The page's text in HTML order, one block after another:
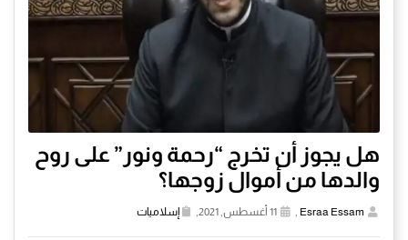
هل يجوز أن تخرج “رحمة ونور” على روح
والدها من أموال زوجها؟
Esraa Essam
, إسلاميات